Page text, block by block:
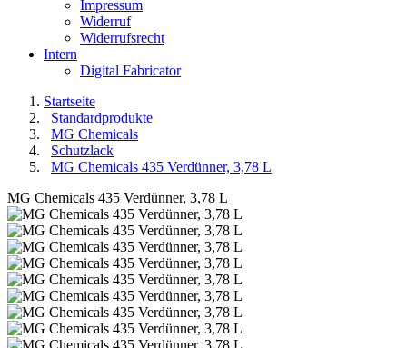
Impressum
Widerruf
Widerrufsrecht
Intern
Digital Fabricator
Startseite
Standardprodukte
MG Chemicals
Schutzlack
MG Chemicals 435 Verdünner, 3,78 L
MG Chemicals 435 Verdünner, 3,78 L